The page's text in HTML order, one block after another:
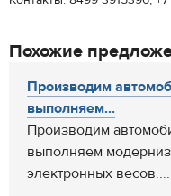
Похожие
Производим
выполняем...
Производим
выполняем
электронных весов....